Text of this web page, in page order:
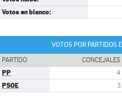
Votos en blanco:
VOTOS POR PARTIDOS
PARTIDO CONCEJALES
PP 4
PSOE 3